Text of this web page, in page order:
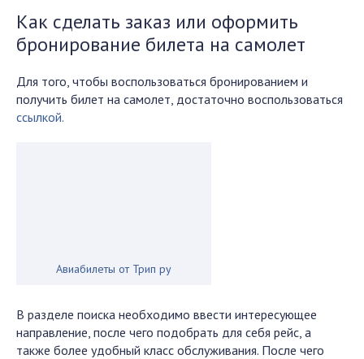
Как сделать заказ или оформить
бронирование билета на самолет
Для того, чтобы воспользоваться бронированием и
получить билет на самолет, достаточно воспользоваться
ссылкой.
Авиабилеты от Трип ру
В разделе поиска необходимо ввести интересующее
направление, после чего подобрать для себя рейс, а
также более удобный класс обслуживания. После чего